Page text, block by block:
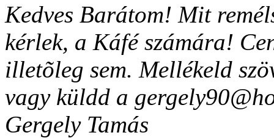
Kedves Barátom! Mit
kérlek, a Káfé számára!
illetõleg sem. Mellékeld
vagy küldd a
Gergely Tamás